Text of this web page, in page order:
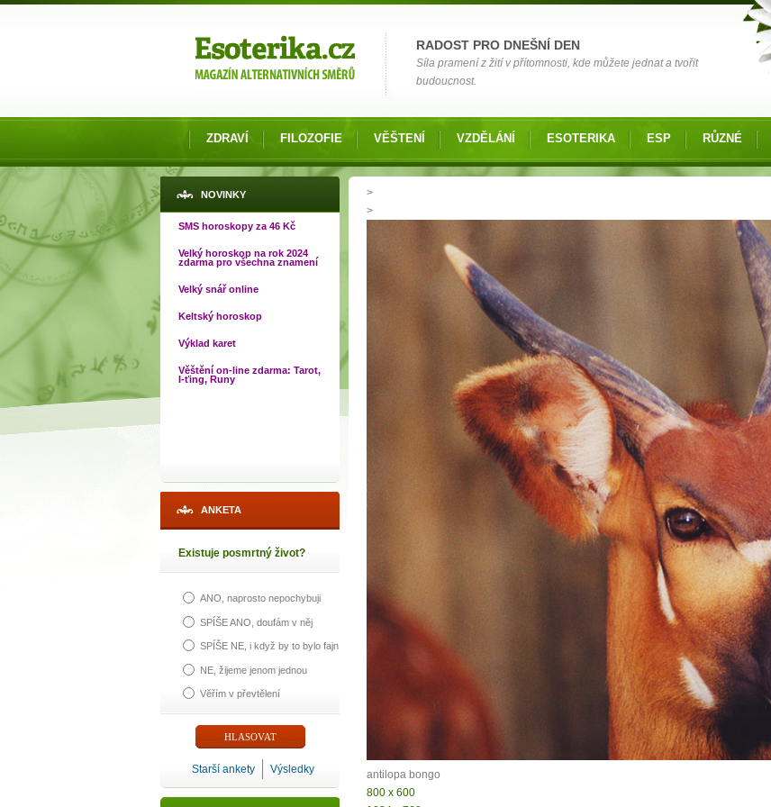
10 tipů pro zdravý a
plnohodnotný život
... všechny tipy zdarma.
Máte pocit, že jste unaveni hned jak ráno vstanete?
RADOST PRO DNEŠNÍ DEN
Síla pramení z žití v přítomnosti, kde můžete jednat a tvořit
budoucnost.
ZDRAVÍ FILOZOFIE VĚŠTENÍ VZDĚLÁNÍ ESOTERIKA ESP RŮZNÉ
NOVINKY
SMS horoskopy za 46 Kč
Velký horoskop na rok 2024
zdarma pro všechna znamení
Velký snář online
Keltský horoskop
Výklad karet
Věštění on-line zdarma: Tarot,
I-ťing, Runy
ANKETA
Existuje posmrtný život?
ANO, naprosto nepochybuji
SPÍŠE ANO, doufám v něj
SPÍŠE NE, i když by to bylo fajn
NE, žijeme jenom jednou
Věřím v převtělení
Starší ankety Výsledky
Jste zde
>
>
antilopa bongo
800 x 600